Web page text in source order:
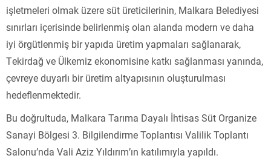
işletmeleri olmak üzere süt üreticilerinin, Malkara Belediyesi
sınırları içerisinde belirlenmiş olan alanda modern ve daha
iyi örgütlenmiş bir yapıda üretim yapmaları sağlanarak,
Tekirdağ ve Ülkemiz ekonomisine katkı sağlanması yanında,
çevreye duyarlı bir üretim altyapısının oluşturulması
hedeflenmektedir.
Bu doğrultuda, Malkara Tarıma Dayalı İhtisas Süt Organize
Sanayi Bölgesi 3. Bilgilendirme Toplantısı Valilik Toplantı
Salonu’nda Vali Aziz Yıldırım’ın katılımıyla yapıldı.